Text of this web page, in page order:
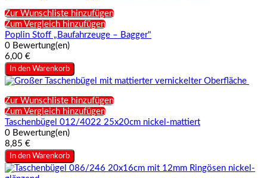
Zur Wunschliste hinzufügen
Zum Vergleich hinzufügen
Poplin Stoff „Baufahrzeuge – Bagger"
0 Bewertung(en)
6,00 €
In den Warenkorb
Zur Wunschliste hinzufügen
Zum Vergleich hinzufügen
Taschenbügel 012/4022 25x20cm nickel-mattiert
0 Bewertung(en)
8,85 €
In den Warenkorb